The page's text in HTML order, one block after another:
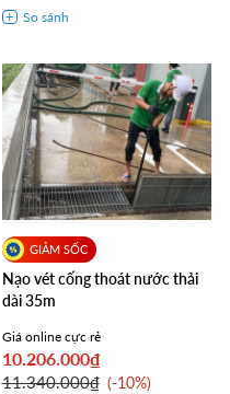
Nạo vét cống thoát nước thải
dài 35m
Giá online cực rẻ
10.206.000₫
11.340.000₫ -10%